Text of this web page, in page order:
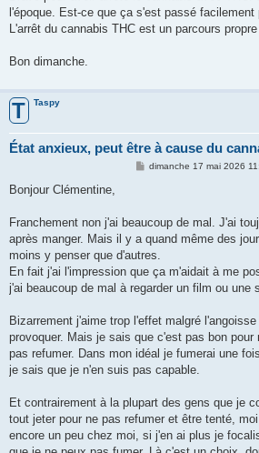
l'époque. Est-ce que ça s'est passé
L'arrêt du cannabis THC est un parcours
Bon dimanche.
T Taspy
État anxieux, peut être à cause du
M
g
dimanche 17 mai 2026
Bonjour Clémentine,
Franchement non j'ai beaucoup de mal. J'ai
après manger. Mais il y a quand même des
moins y penser que d'autres.
En fait j'ai l'impression que ça m'aidait à me
j'ai beaucoup de mal à regarder un film ou une
Bizarrement j'aime trop l'effet malgré
provoquer. Mais je sais que c'est pas bon
pas refumer. Dans mon idéal je fumerai une
je sais que je n'en suis pas capable.
Et contrairement à la plupart des gens que je
tout jeter pour ne pas refumer et être tenté,
encore un peu chez moi, si j'en ai plus je